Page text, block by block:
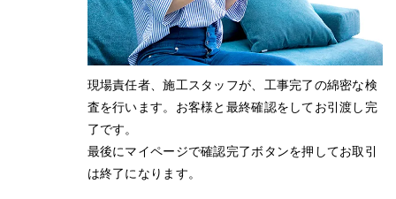
現場責任者、施工スタッフが、工事完了の綿密な検
査を行います。お客様と最終確認をしてお引渡し完
了です。
最後にマイページで確認完了ボタンを押してお取引
は終了になります。